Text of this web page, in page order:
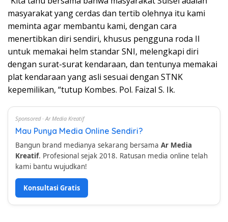
masyarakat yang cerdas dan tertib olehnya itu kami
meminta agar membantu kami, dengan cara
menertibkan diri sendiri, khusus pengguna roda II
untuk memakai helm standar SNI, melengkapi diri
dengan surat-surat kendaraan, dan tentunya memakai
plat kendaraan yang asli sesuai dengan STNK
kepemilikan, “tutup Kombes. Pol. Faizal S. Ik.
Sponsored · Ar Media Kreatif
Mau Punya Media Online Sendiri?
Bangun brand medianya sekarang bersama Ar Media
Kreatif. Profesional sejak 2018. Ratusan media online telah
kami bantu wujudkan!
Konsultasi Gratis